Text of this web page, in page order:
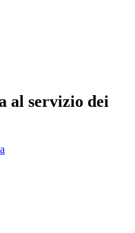
al servizio dei